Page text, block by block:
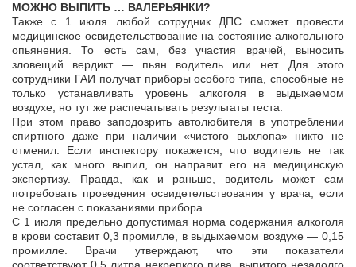
МОЖНО ВЫПИТЬ … ВАЛЕРЬЯНКИ?
Также с 1 июля любой сотрудник ДПС сможет провести
медицинское освидетельствование на состояние алкогольного
опьянения. То есть сам, без участия врачей, выносить
зловещий вердикт — пьян водитель или нет. Для этого
сотрудники ГАИ получат приборы особого типа, способные не
только устанавливать уровень алкоголя в выдыхаемом
воздухе, но тут же распечатывать результаты теста.
При этом право заподозрить автолюбителя в употреблении
спиртного даже при наличии «чистого выхлопа» никто не
отменил. Если инспектору покажется, что водитель не так
устал, как много выпил, он направит его на медицинскую
экспертизу. Правда, как и раньше, водитель может сам
потребовать проведения освидетельствования у врача, если
не согласен с показаниями прибора.
С 1 июля предельно допустимая норма содержания алкоголя
в крови составит 0,3 промилле, в выдыхаемом воздухе — 0,15
промилле. Врачи утверждают, что эти показатели